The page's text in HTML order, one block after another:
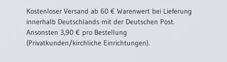
Kostenloser Versand ab 60 € Warenwert bei Lieferung
innerhalb Deutschlands mit der Deutschen Post.
Ansonsten 3,90 € pro Bestellung
(Privatkunden/kirchliche Einrichtungen).